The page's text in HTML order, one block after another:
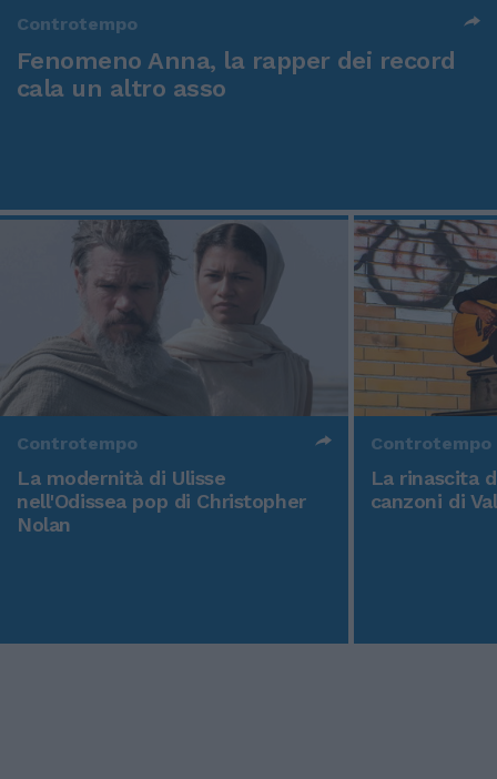
Controtempo
Fenomeno Anna, la rapper dei record
cala un altro asso
Controtempo
La modernità di Ulisse
nell'Odissea pop di Christopher
Nolan
Controtempo
La rinascita
canzoni di